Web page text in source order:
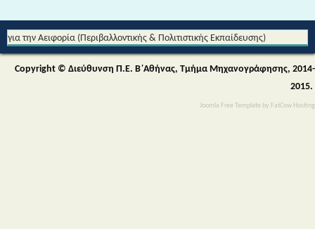
Joomla Free Template by FatCow Hosting
για την Αειφορία (Περιβαλλοντικής & Πολιτιστικής Εκπαίδευσης)
Copyright © Διεύθυνση Π.Ε. Β΄Αθήνας, Τμήμα Μηχανογράφησης, 2014-
2015.